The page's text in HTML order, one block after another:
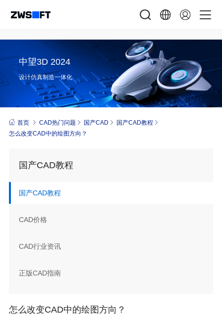
中望3D 2024
设计仿真制造一体化
首页 CAD热门问题 国产CAD
国产CAD教程
怎么改变CAD中的绘图方向？
国产CAD教程
国产CAD教程
CAD价格
CAD行业资讯
正版CAD指南
怎么改变CAD中的绘图方向？